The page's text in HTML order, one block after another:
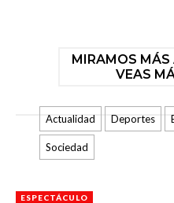
MIRAMOS MÁS
VEAS
Actualidad Deportes
Sociedad
ESPECTÁCULO